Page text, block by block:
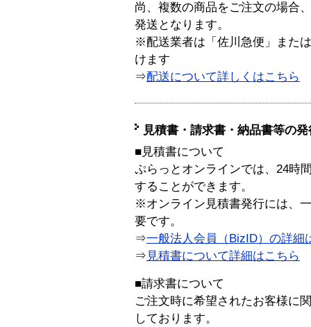
尚、複数の商品をご注文の場合
発送となります。
※配送業者は「佐川急便」また
けます
⇒配送について詳しくはこちら
見積書・請求書・納品書等の
■見積書について
ぷらっとオンラインでは、24時
することができます。
※オンライン見積書発行には、
要です。
⇒一般法人会員（BizID）の詳細
⇒ 見積書について詳細はこちら
■請求書について
ご注文時に希望されたお客様に
しております。